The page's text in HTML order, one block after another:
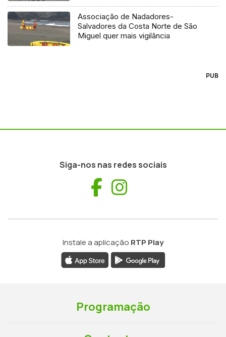
Associação de Nadadores-
Salvadores da Costa Norte de São
Miguel quer mais vigilância
PUB
Siga-nos nas redes sociais
Facebook
Instale a aplicação RTP Play
Programação